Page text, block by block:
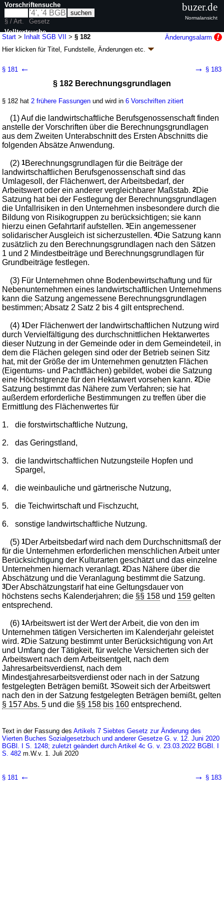
Start > Inhalt SGB VII >§ 182
Änderungsalarm
Hier klicken fürTitel, Fundstelle, Änderungen etc.
VII) - Gesetzliche Unfallversicherung - (SGB VII)
Artikel 1 G. v. 07.08.1996BGBl. I S. 1254; zuletzt geändert durch
Geltung ab 01.01.1997; FNA: 860-7Sozialgesetzbuch
wird in 525 Vorschriften zitiert
Sechstes Kapitel Aufbringung der Mittel
Zweiter Abschnitt Besondere Vorschriften für die
§ 181 ← → § 183
§ 182 Berechnungsgrundlagen
§ 182 hat 2 frühere Fassungen und wird in6 Vorschriften zitiert
(1) Auf die landwirtschaftliche Berufsgenossenschaft finden
anstelle der Vorschriften über die Berechnungsgrundlagen
aus dem Zweiten Unterabschnitt des Ersten Abschnitts die
folgenden Absätze Anwendung.
(2)1Berechnungsgrundlagen für die Beiträge der
landwirtschaftlichen Berufsgenossenschaft sind das
Umlagesoll, der Flächenwert, der Arbeitsbedarf, der
Arbeitswert oder ein anderer vergleichbarer Maßstab.2Die
Satzung hat bei der Festlegung der Berechnungsgrundlagen
die Unfallrisiken in den Unternehmen insbesondere durch die
Bildung von Risikogruppen zu berücksichtigen; sie kann
hierzu einen Gefahrtarif aufstellen.3Ein angemessener
solidarischer Ausgleich ist sicherzustellen.4Die Satzung kann
zusätzlich zu den Berechnungsgrundlagen nach den Sätzen
1 und 2 Mindestbeiträge und Berechnungsgrundlagen für
Grundbeiträge festlegen.
(3) Für Unternehmen ohne Bodenbewirtschaftung und für
Nebenunternehmen eines landwirtschaftlichen Unternehmens
kann die Satzung angemessene Berechnungsgrundlagen
bestimmen; Absatz 2 Satz 2 bis 4 gilt entsprechend.
(4)1Der Flächenwert der landwirtschaftlichen Nutzung wird
durch Vervielfältigung des durchschnittlichen Hektarwertes
dieser Nutzung in der Gemeinde oder in dem Gemeindeteil, in
dem die Flächen gelegen sind oder der Betrieb seinen Sitz
hat, mit der Größe der im Unternehmen genutzten Flächen
(Eigentums- und Pachtflächen) gebildet, wobei die Satzung
eine Höchstgrenze für den Hektarwert vorsehen kann.2Die
Satzung bestimmt das Nähere zum Verfahren; sie hat
außerdem erforderliche Bestimmungen zu treffen über die
Ermittlung des Flächenwertes für
1. die forstwirtschaftliche Nutzung,
2. das Geringstland,
3.
die landwirtschaftlichen Nutzungsteile Hopfen und
Spargel,
4. die weinbauliche und gärtnerische Nutzung,
5. die Teichwirtschaft und Fischzucht,
6. sonstige landwirtschaftliche Nutzung.
(5)1Der Arbeitsbedarf wird nach dem Durchschnittsmaß der
für die Unternehmen erforderlichen menschlichen Arbeit unter
Berücksichtigung der Kulturarten geschätzt und das einzelne
Unternehmen hiernach veranlagt.2Das Nähere über die
Abschätzung und die Veranlagung bestimmt die Satzung.
3Der Abschätzungstarif hat eine Geltungsdauer von
höchstens sechs Kalenderjahren; die §§ 158 und 159 gelten
entsprechend.
(6)1Arbeitswert ist der Wert der Arbeit, die von den im
Unternehmen tätigen Versicherten im Kalenderjahr geleistet
wird.2Die Satzung bestimmt unter Berücksichtigung von Art
und Umfang der Tätigkeit, für welche Versicherten sich der
Arbeitswert nach dem Arbeitsentgelt, nach dem
Jahresarbeitsverdienst, nach dem
Mindestjahresarbeitsverdienst oder nach in der Satzung
festgelegten Beträgen bemißt.3Soweit sich der Arbeitswert
nach den in der Satzung festgelegten Beträgen bemißt, gelten
§ 157 Abs. 5 und die §§ 158 bis 160 entsprechend.
Text in der Fassung desArtikels 7 Siebtes Gesetz zur Änderung des
Vierten Buches Sozialgesetzbuch und anderer Gesetze G. v. 12. Juni 2020
BGBl. I S. 1248; zuletzt geändert durch Artikel 4c G. v. 23.03.2022 BGBl. I
S. 482 m.W.v. 1. Juli 2020
§ 181 ← → § 183
Vorschriftensuche
§ / Art.
Gesetz
Volltextsuche
nur in SGB VII
buzer.de
Normalansicht